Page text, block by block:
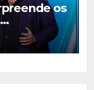
os